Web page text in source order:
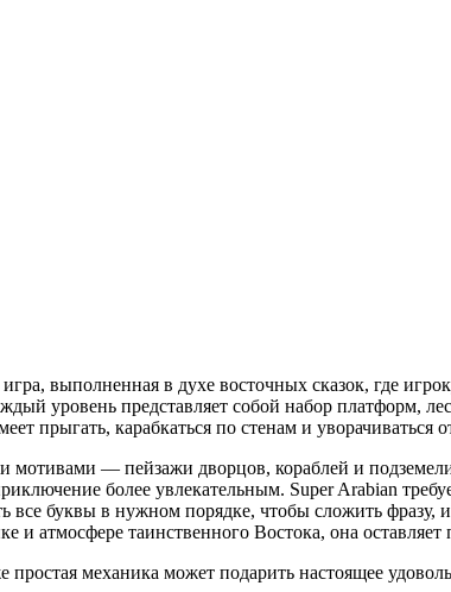
выполненная в духе восточных сказок, где
уровень представляет собой набор платформ,
прыгать, карабкаться по стенам и
мотивами — пейзажи дворцов, кораблей и
более увлекательным. Super Arabian
все буквы в нужном порядке, чтобы сложить
атмосфере таинственного Востока, она оставляет
простая механика может подарить настоящее